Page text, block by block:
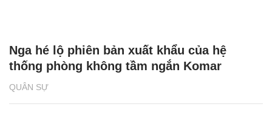
QUÂN SỰ
Nga hé lộ phiên bản xuất khẩu của hệ
thống phòng không tầm ngắn Komar